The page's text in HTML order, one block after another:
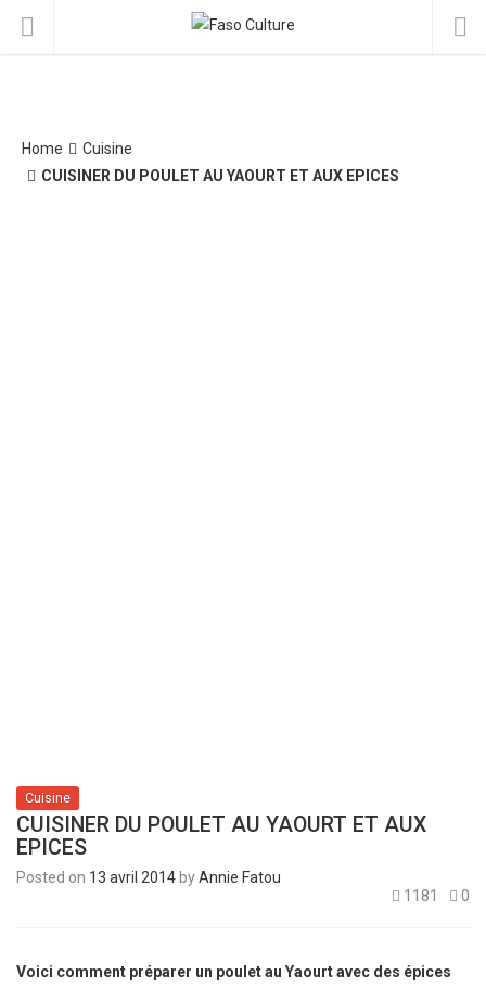
Home
Cuisine
CUISINER DU POULET AU YAOURT ET AUX EPICES
Cuisine
CUISINER DU POULET AU YAOURT ET AUX
EPICES
Posted on 13 avril 2014 byAnnie Fatou
1181
0
Voici comment préparer un poulet au Yaourt avec des épices